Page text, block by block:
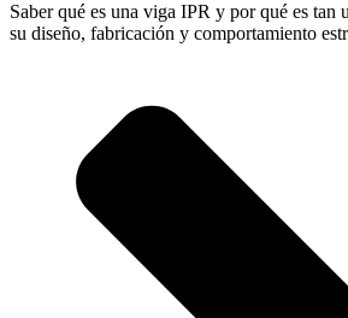
Saber qué es una viga IPR y por qué es tan
su diseño, fabricación y comportamiento